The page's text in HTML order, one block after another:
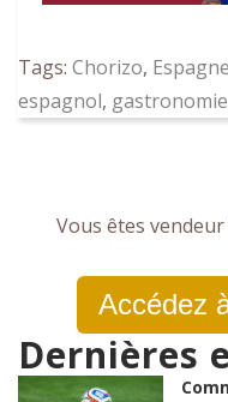
Tags: Chorizo, Espagne
espagnol,
Vous êtes
Accédez
Dernières